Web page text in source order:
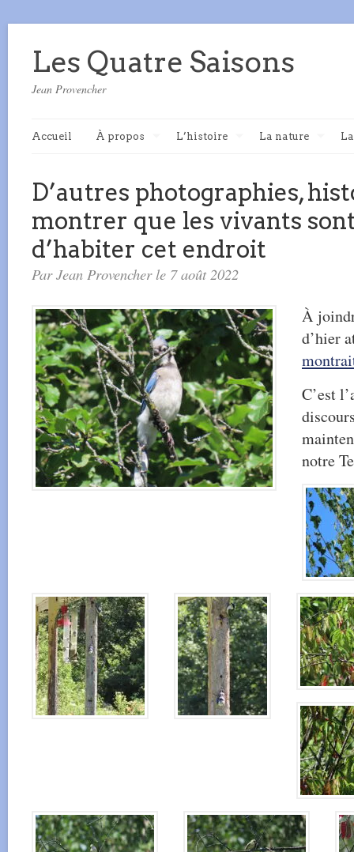
Les Quatre Saisons
Jean Provencher
Accueil À propos L’histoire La nature
D’autres photographies,
montrer que les vivants
d’habiter cet endroit
Par Jean Provencher le 7 août 2022
À
d’hier
C’est
notre